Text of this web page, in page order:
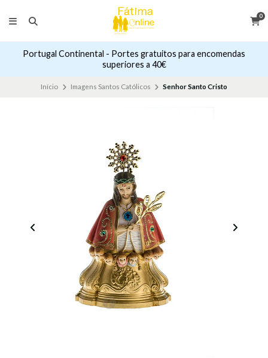
0
Portugal Continental - Portes gratuitos para encomendas
superiores a 40€
Início Imagens Santos Católicos Senhor Santo Cristo